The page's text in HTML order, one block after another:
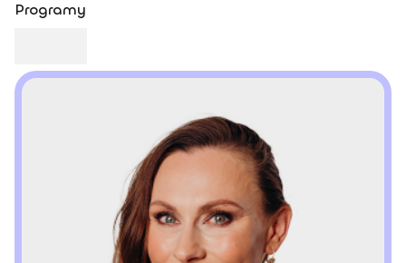
Programy